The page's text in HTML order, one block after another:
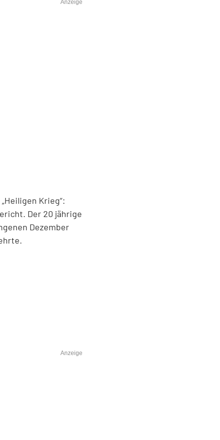
Anzeige
Krieg“:
Der 20 jährige
Dezember
Anzeige